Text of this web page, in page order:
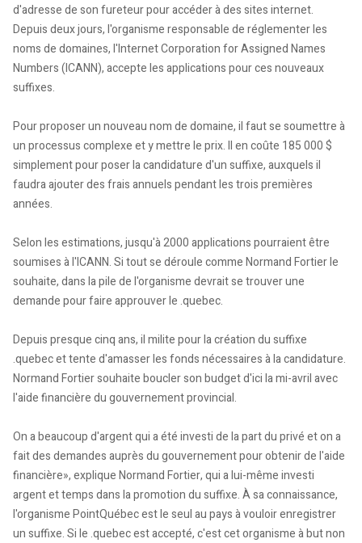
d'adresse de son fureteur pour accéder à des sites internet.
Depuis deux jours, l'organisme responsable de réglementer les
noms de domaines, l'Internet Corporation for Assigned Names
Numbers (ICANN), accepte les applications pour ces nouveaux
suffixes.
Pour proposer un nouveau nom de domaine, il faut se soumettre à
un processus complexe et y mettre le prix. Il en coûte 185 000 $
simplement pour poser la candidature d'un suffixe, auxquels il
faudra ajouter des frais annuels pendant les trois premières
années.
Selon les estimations, jusqu'à 2000 applications pourraient être
soumises à l'ICANN. Si tout se déroule comme Normand Fortier le
souhaite, dans la pile de l'organisme devrait se trouver une
demande pour faire approuver le .quebec.
Depuis presque cinq ans, il milite pour la création du suffixe
.quebec et tente d'amasser les fonds nécessaires à la candidature.
Normand Fortier souhaite boucler son budget d'ici la mi-avril avec
l'aide financière du gouvernement provincial.
On a beaucoup d'argent qui a été investi de la part du privé et on a
fait des demandes auprès du gouvernement pour obtenir de l'aide
financière», explique Normand Fortier, qui a lui-même investi
argent et temps dans la promotion du suffixe. À sa connaissance,
l'organisme PointQuébec est le seul au pays à vouloir enregistrer
un suffixe. Si le .quebec est accepté, c'est cet organisme à but non